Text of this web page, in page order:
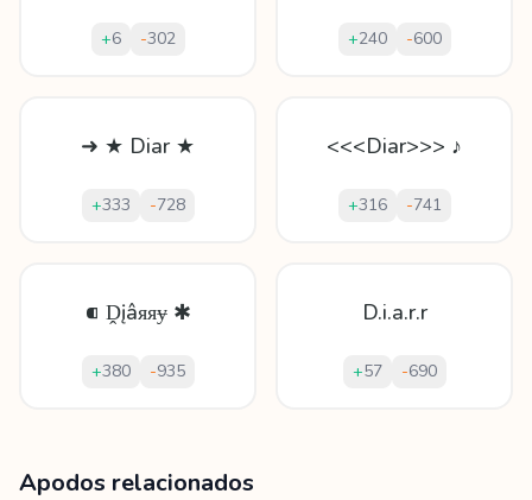
+6 -302 +240 -600
➜ ★ Diar ★
+333 -728
<<<Diar>>> ♪
+316 -741
⁌ Ḓįâᴙᴙɏ ✱
+380 -935
D.i.a.r.r
+57 -690
Apodos relacionados